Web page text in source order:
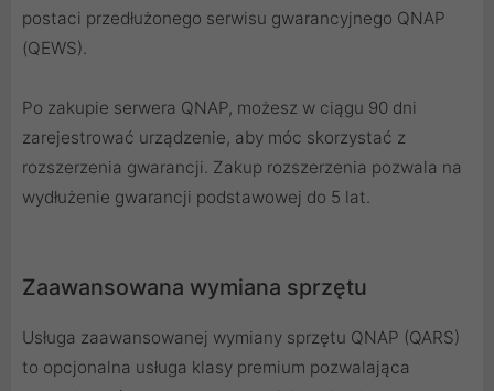
postaci przedłużonego serwisu gwarancyjnego QNAP
(QEWS).
Po zakupie serwera QNAP, możesz w ciągu 90 dni
zarejestrować urządzenie, aby móc skorzystać z
rozszerzenia gwarancji. Zakup rozszerzenia pozwala na
wydłużenie gwarancji podstawowej do 5 lat.
Zaawansowana wymiana sprzętu
Usługa zaawansowanej wymiany sprzętu QNAP (QARS)
to opcjonalna usługa klasy premium pozwalająca